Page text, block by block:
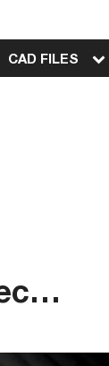
CAD FILES